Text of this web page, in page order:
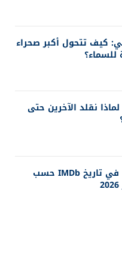
كيف تتحول أكبر صحراء
للسماء؟
نقلد الآخرين حتى
أفضل 25 فيلماً في تاريخ IMDb حسب